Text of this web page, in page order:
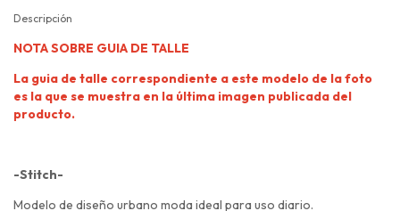
Descripción
NOTA SOBRE GUIA DE TALLE
La guia de talle correspondiente a este modelo de la foto
es la que se muestra en la última imagen publicada del
producto.
-Stitch-
Modelo de diseño urbano moda ideal para uso diario.